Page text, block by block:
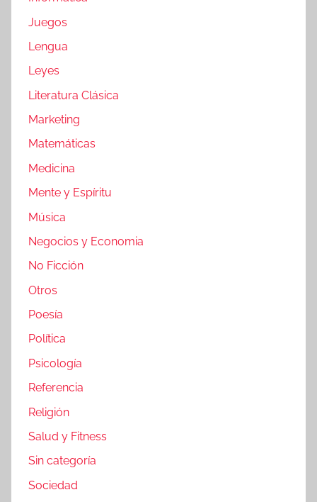
Juegos
Lengua
Leyes
Literatura Clásica
Marketing
Matemáticas
Medicina
Mente y Espíritu
Música
Negocios y Economia
No Ficción
Otros
Poesía
Política
Psicología
Referencia
Religión
Salud y Fitness
Sin categoría
Sociedad